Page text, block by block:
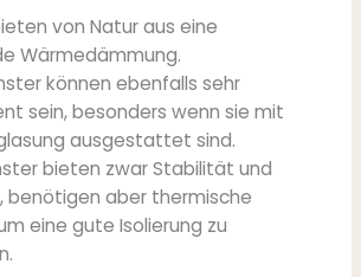
von Natur aus eine
Wärmedämmung.
können ebenfalls sehr
sein, besonders wenn sie mit
ausgestattet sind.
bieten zwar Stabilität und
benötigen aber thermische
eine gute Isolierung zu